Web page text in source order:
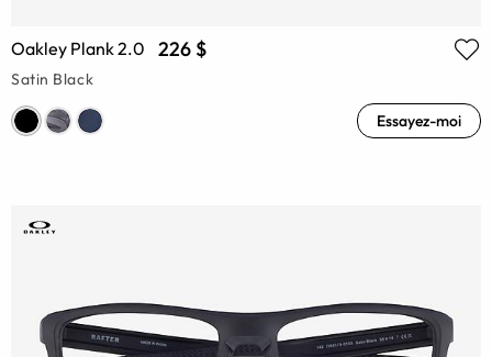
Oakley Plank 2.0 226 $
Satin Black
Essayez-moi